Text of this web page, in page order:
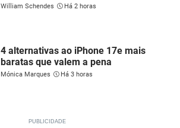
William Schendes Há 2 horas
4 alternativas ao iPhone 17e mais
baratas que valem a pena
Mónica Marques Há 3 horas